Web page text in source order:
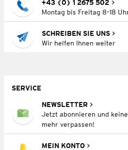
+43 (0) 1 2675 502
Montag bis Freitag 8–18
SCHREIBEN SIE UNS
Wir helfen Ihnen weiter
SERVICE
NEWSLETTER
Jetzt abonnieren und
mehr verpassen!
MEIN KONTO